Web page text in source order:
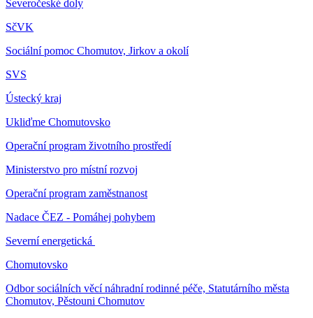
Severočeské doly
SčVK
Sociální pomoc Chomutov, Jirkov a okolí
SVS
Ústecký kraj
Ukliďme Chomutovsko
Operační program životního prostředí
Ministerstvo pro místní rozvoj
Operační program zaměstnanost
Nadace ČEZ - Pomáhej pohybem
Severní energetická
Chomutovsko
Odbor sociálních věcí náhradní rodinné péče, Statutárního města
Chomutov, Pěstouni Chomutov